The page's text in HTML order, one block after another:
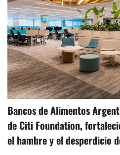
Bancos de Alimentos
de Citi Foundation,
el hambre y el desperdicio